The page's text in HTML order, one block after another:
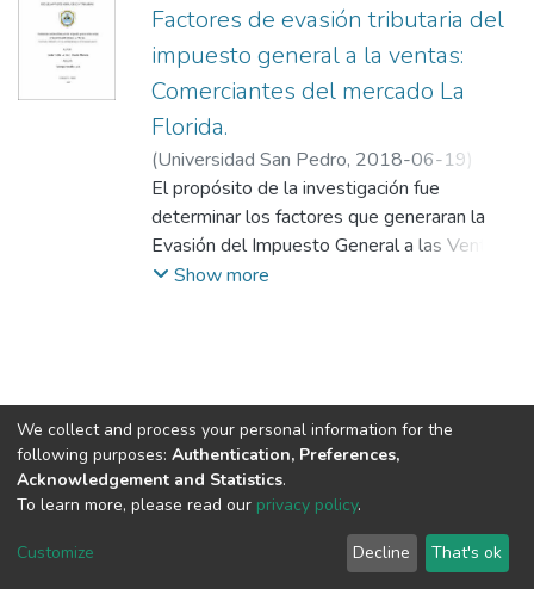
Factores de evasión tributaria del
impuesto general a la ventas:
Comerciantes del mercado La
Florida.
(Universidad San Pedro, 2018-06-19)
Gutierrez De La Cruz, Claudia Mariana
Venegas Gordillo, Luis
El propósito de la investigación fue
determinar los factores que generaran la
Evasión del Impuesto General a las Ventas,
por los comerciantes de abarrotes del
transversal, porque la información fue
recogida en un mismo tiempo. La población
fue 25 propietarios de puestos de
abarrotes ubicados en el mercado y la
muestra fue 15 comerciantes que dirigen
sus puestos de abarrotes. Para lo cual
Show more
DSpace software copyright © 2002-2026
Cookie
End User
Agreement
Send
Feedback
We collect and process your personal information for the
following purposes: Authentication, Preferences,
Acknowledgement and Statistics.
To learn more, please read our privacy policy.
Customize Decline That's ok